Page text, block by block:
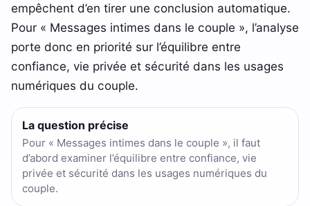
empêchent d’en tirer une conclusion automatique.
Pour « Messages intimes dans le couple », l’analyse
porte donc en priorité sur l’équilibre entre
confiance, vie privée et sécurité dans les usages
numériques du couple.
La question précise
Pour « Messages intimes dans le couple », il faut
d’abord examiner l’équilibre entre confiance, vie
privée et sécurité dans les usages numériques du
couple.